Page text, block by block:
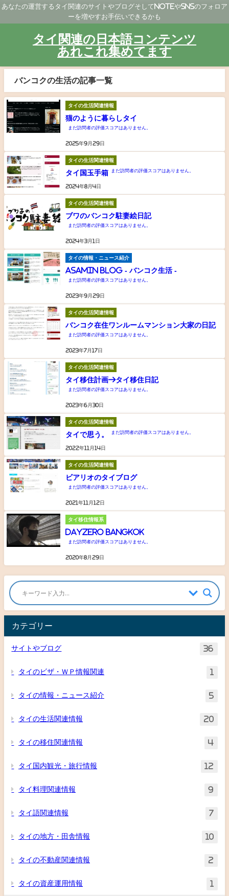
あなたの運営するタイ関連のサイトやブログそしてNoteやSNSのフォロア
ーを増やすお手伝いできるかも
タイ関連の日本語コンテンツ
あれこれ集めてます
バンコクの生活の記事一覧
タイの生活関連情報
猫のように暮らしタイ
まだ訪問者の評価スコアはありません。
2025年9月29日
タイの生活関連情報
タイ国玉手箱 まだ訪問者の評価スコアはありません。
2024年8月4日
タイの生活関連情報
ブワのバンコク駐妻絵日記
まだ訪問者の評価スコアはありません。
2024年3月1日
タイの情報・ニュース紹介
Asamin Blog - バンコク生活 -
まだ訪問者の評価スコアはありません。
2023年9月29日
タイの生活関連情報
バンコク在住ワンルームマンション大家の日記
まだ訪問者の評価スコアはありません。
2023年7月17日
タイの生活関連情報
タイ移住計画→タイ移住日記
まだ訪問者の評価スコアはありません。
2023年6月30日
タイの生活関連情報
タイで思う。 まだ訪問者の評価スコアはありません。
2022年11月14日
タイの生活関連情報
ビアリオのタイブログ
まだ訪問者の評価スコアはありません。
2021年11月12日
タイ移住情報系
DAYZERO BANGKOK
まだ訪問者の評価スコアはありません。
2020年8月29日
カテゴリー
サイトやブログ 36
タイのビザ・ＷＰ情報関連 1
タイの情報・ニュース紹介 5
タイの生活関連情報 20
タイの移住関連情報 4
タイ国内観光・旅行情報 12
タイ料理関連情報 9
タイ語関連情報 7
タイの地方・田舎情報 10
タイの不動産関連情報 2
タイの資産運用情報 1